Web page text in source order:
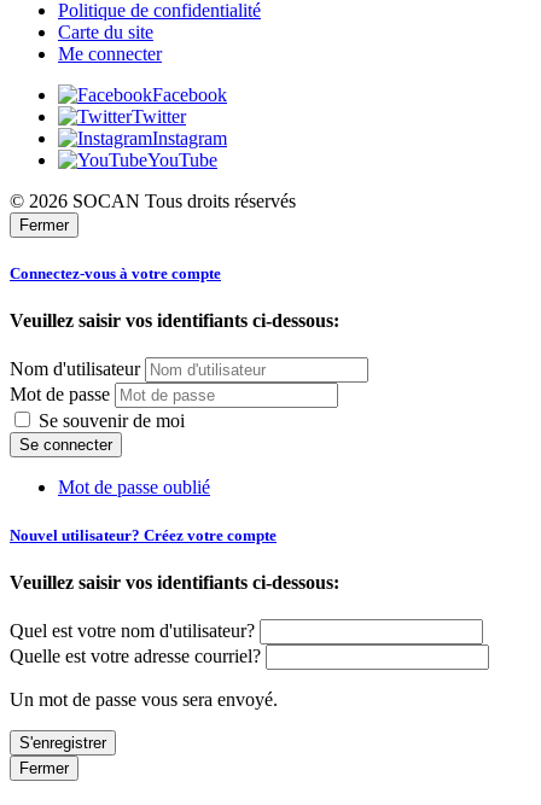
Politique de confidentialité
Carte du site
Me connecter
Facebook
Twitter
Instagram
YouTube
© 2026 SOCAN Tous droits réservés
Fermer
Connectez-vous à votre compte
Veuillez saisir vos identifiants ci-dessous:
Nom d'utilisateur
Mot de passe
Se souvenir de moi
Mot de passe oublié
Nouvel utilisateur? Créez votre compte
Veuillez saisir vos identifiants ci-dessous:
Quel est votre nom d'utilisateur?
Quelle est votre adresse courriel?
Un mot de passe vous sera envoyé.
Fermer